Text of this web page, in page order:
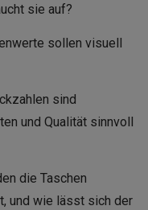
sie auf?
sollen visuell
sind
und Qualität sinnvoll
die Taschen
und wie lässt sich der